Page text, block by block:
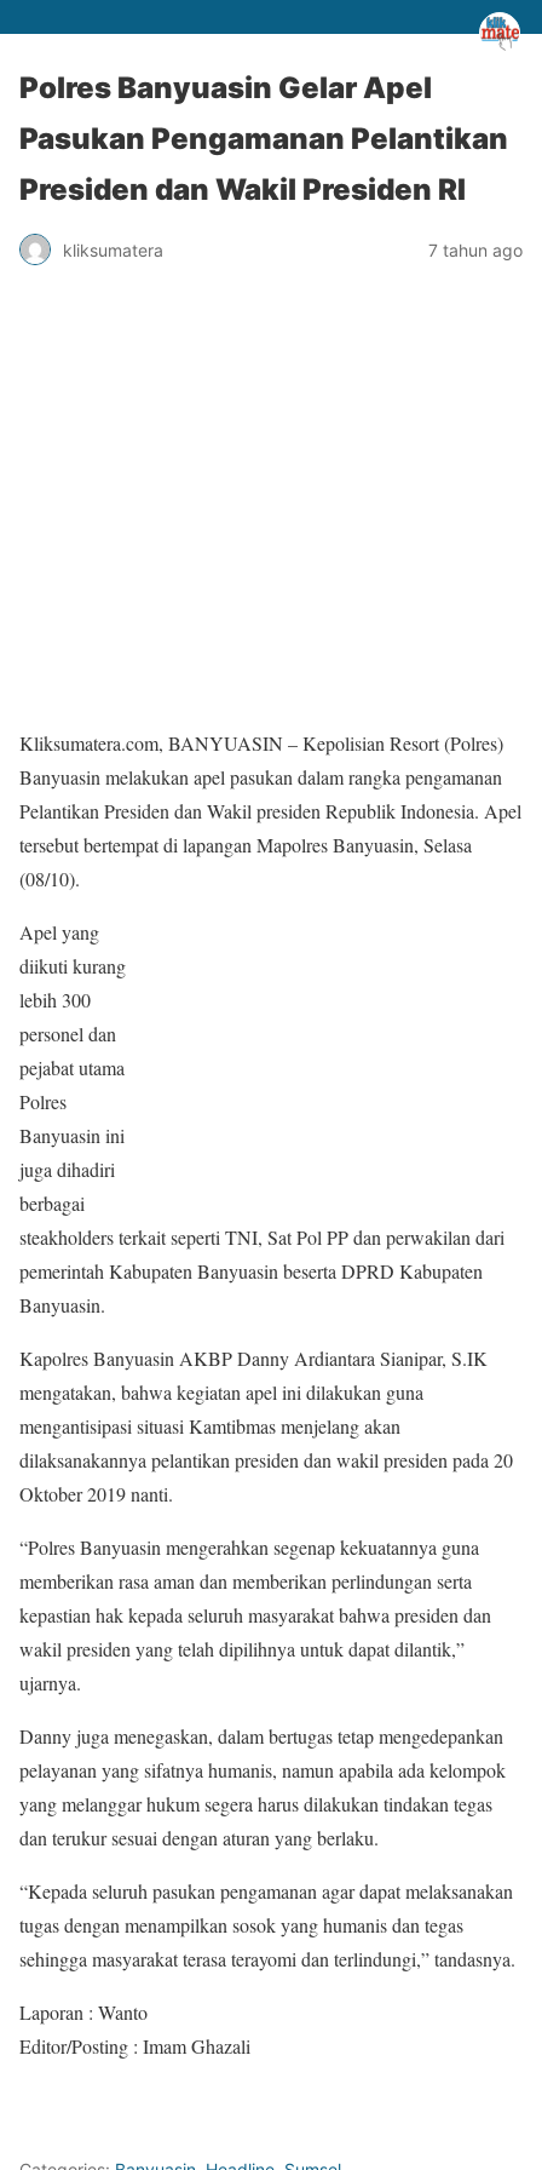
Polres Banyuasin Gelar Apel
Pasukan Pengamanan Pelantikan
Presiden dan Wakil Presiden RI
kliksumatera 7 tahun ago
Kliksumatera.com, BANYUASIN – Kepolisian Resort (Polres)
Banyuasin melakukan apel pasukan dalam rangka pengamanan
Pelantikan Presiden dan Wakil presiden Republik Indonesia. Apel
tersebut bertempat di lapangan Mapolres Banyuasin, Selasa
(08/10).
Apel yang
diikuti kurang
lebih 300
personel dan
pejabat utama
Polres
Banyuasin ini
juga dihadiri
berbagai
steakholders terkait seperti TNI, Sat Pol PP dan perwakilan dari
pemerintah Kabupaten Banyuasin beserta DPRD Kabupaten
Banyuasin.
Kapolres Banyuasin AKBP Danny Ardiantara Sianipar, S.IK
mengatakan, bahwa kegiatan apel ini dilakukan guna
mengantisipasi situasi Kamtibmas menjelang akan
dilaksanakannya pelantikan presiden dan wakil presiden pada 20
Oktober 2019 nanti.
“Polres Banyuasin mengerahkan segenap kekuatannya guna
memberikan rasa aman dan memberikan perlindungan serta
kepastian hak kepada seluruh masyarakat bahwa presiden dan
wakil presiden yang telah dipilihnya untuk dapat dilantik,”
ujarnya.
Danny juga menegaskan, dalam bertugas tetap mengedepankan
pelayanan yang sifatnya humanis, namun apabila ada kelompok
yang melanggar hukum segera harus dilakukan tindakan tegas
dan terukur sesuai dengan aturan yang berlaku.
“Kepada seluruh pasukan pengamanan agar dapat melaksanakan
tugas dengan menampilkan sosok yang humanis dan tegas
sehingga masyarakat terasa terayomi dan terlindungi,” tandasnya.
Laporan : Wanto
Editor/Posting : Imam Ghazali